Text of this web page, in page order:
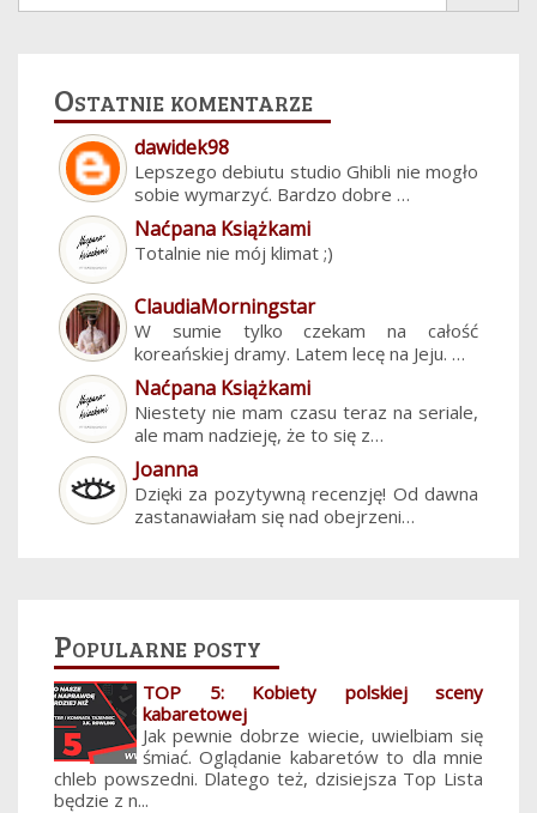
Ostatnie komentarze
dawidek98
Lepszego debiutu studio Ghibli nie mogło
sobie wymarzyć. Bardzo dobre …
Naćpana Książkami
Totalnie nie mój klimat ;)
ClaudiaMorningstar
W sumie tylko czekam na całość
koreańskiej dramy. Latem lecę na Jeju. …
Naćpana Książkami
Niestety nie mam czasu teraz na seriale,
ale mam nadzieję, że to się z…
Joanna
Dzięki za pozytywną recenzję! Od dawna
zastanawiałam się nad obejrzeni…
Popularne posty
TOP 5: Kobiety polskiej sceny
kabaretowej
Jak pewnie dobrze wiecie, uwielbiam się
śmiać. Oglądanie kabaretów to dla mnie
chleb powszedni. Dlatego też, dzisiejsza Top Lista
będzie z n...